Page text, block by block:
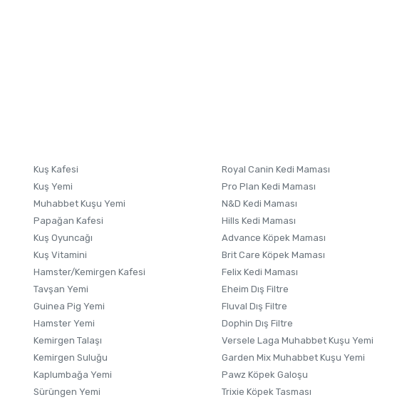
Kuş Kafesi
Kuş Yemi
Muhabbet Kuşu Yemi
Papağan Kafesi
Kuş Oyuncağı
Kuş Vitamini
Hamster/Kemirgen Kafesi
Tavşan Yemi
Guinea Pig Yemi
Hamster Yemi
Kemirgen Talaşı
Kemirgen Suluğu
Kaplumbağa Yemi
Sürüngen Yemi
Royal Canin Kedi Maması
Pro Plan Kedi Maması
N&D Kedi Maması
Hills Kedi Maması
Advance Köpek Maması
Brit Care Köpek Maması
Felix Kedi Maması
Eheim Dış Filtre
Fluval Dış Filtre
Dophin Dış Filtre
Versele Laga Muhabbet Kuşu Yemi
Garden Mix Muhabbet Kuşu Yemi
Pawz Köpek Galoşu
Trixie Köpek Tasması